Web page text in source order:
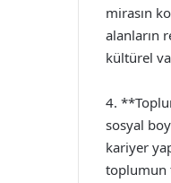
mirasın
alanların
kültürel
4.
sosyal
kariyer
toplumun